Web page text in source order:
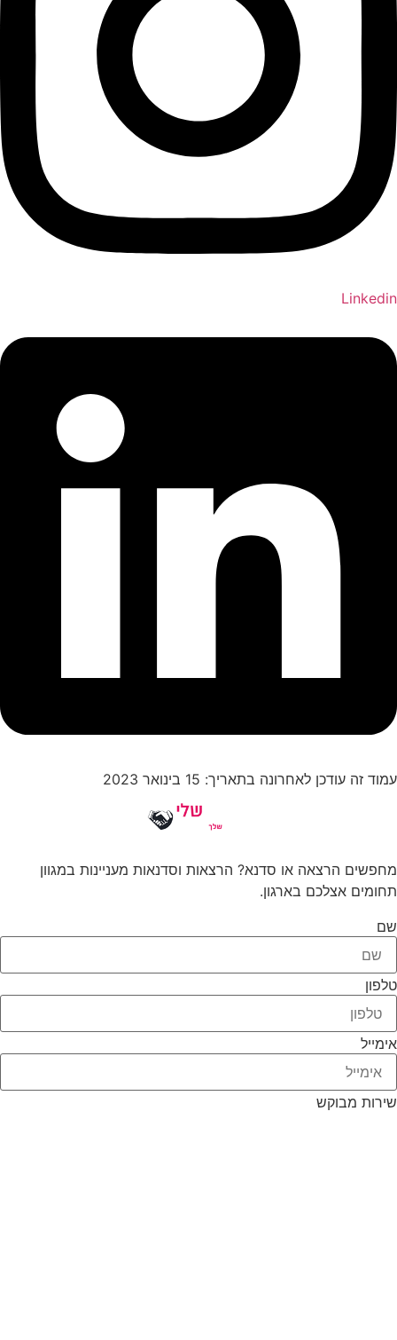
Linkedin
עמוד זה עודכן לאחרונה בתאריך: 15 בינואר 2023
מחפשים הרצאה או סדנא? הרצאות וסדנאות מעניינות במגוון
תחומים אצלכם בארגון.
שם
טלפון
אימייל
שירות מבוקש